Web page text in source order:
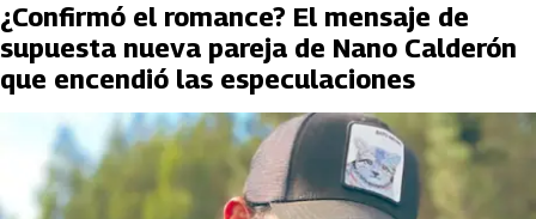
¿Confirmó el romance? El mensaje de
supuesta nueva pareja de Nano Calderón
que encendió las especulaciones